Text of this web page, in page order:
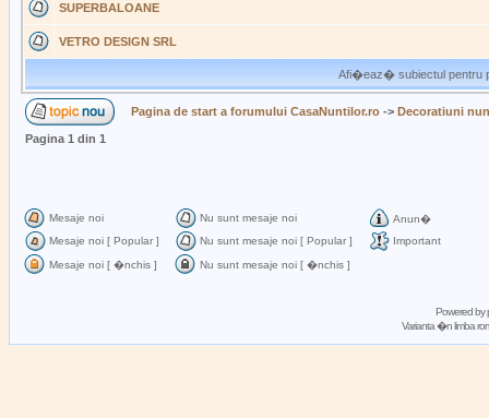
SUPERBALOANE
VETRO DESIGN SRL
Afi�eaz� subiectul pentru
Pagina de start a forumului CasaNuntilor.ro -> Decoratiuni
Pagina 1 din 1
Mesaje noi Nu sunt mesaje noi
Anun�
Mesaje noi [ Popular ]
Nu sunt mesaje noi [ Popular ]
Important
Mesaje noi [ �nchis ]
Nu sunt mesaje noi [ �nchis ]
Powered by
Varianta �n limba